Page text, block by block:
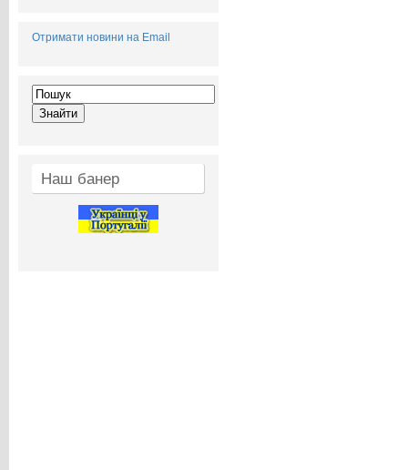
Отримати новини на Email
Наш банер